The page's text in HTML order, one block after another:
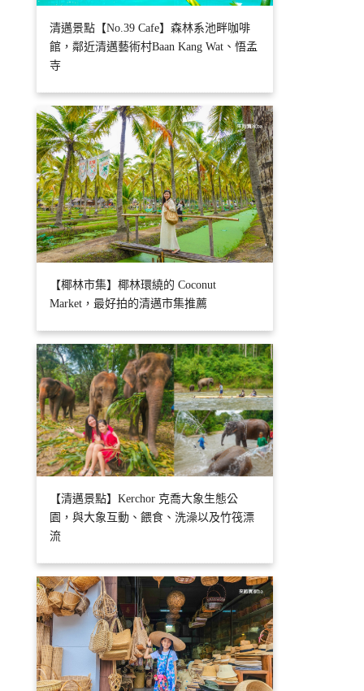
清邁景點【No.39 Cafe】森林系池畔咖啡
館，鄰近清邁藝術村Baan Kang Wat、悟孟
寺
【椰林市集】椰林環繞的 Coconut
Market，最好拍的清邁市集推薦
【清邁景點】Kerchor 克喬大象生態公
園，與大象互動、餵食、洗澡以及竹筏漂
流